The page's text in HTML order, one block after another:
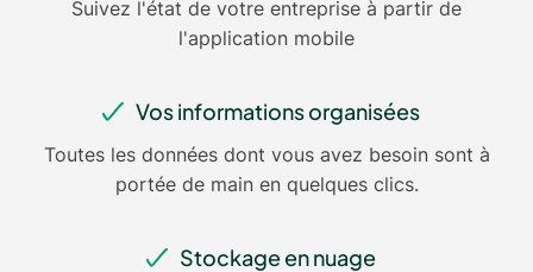
Suivez l'état de votre entreprise à partir de
l'application mobile
Vos informations organisées
Toutes les données dont vous avez besoin sont à
portée de main en quelques clics.
Stockage en nuage